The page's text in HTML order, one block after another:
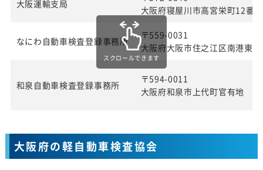
大阪運輸支局
大阪府寝屋川市高宮栄町12番1
なにわ自動車検査登録事務所
〒559-0031
大阪府大阪市住之江区南港東3
和泉自動車検査登録事務所
〒594-0011
大阪府和泉市上代町官有地
スクロールできます
大阪府の軽自動車検査協会